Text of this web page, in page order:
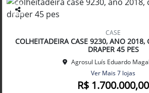
Co
arti
lhe
CASE
COLHEITADEIRA CASE 9230, ANO 2018,
DRAPER 45 PES
Agrosul Luís Eduardo
Ver Mais 7 lojas
R$ 1.700.000,00